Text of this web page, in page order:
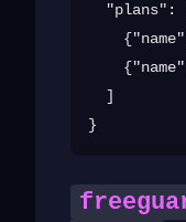
"plans":
  ]